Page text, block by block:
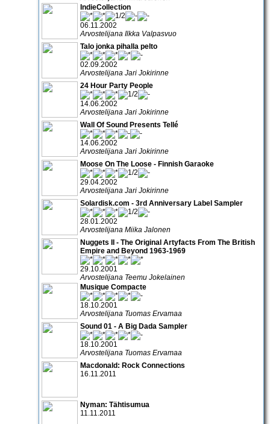
IndieCollection
06.11.2002
Arvostelijana Ilkka Valpasvuo
Talo jonka pihalla pelto
02.09.2002
Arvostelijana Jari Jokirinne
24 Hour Party People
14.06.2002
Arvostelijana Jari Jokirinne
Wall Of Sound Presents Tellé
14.06.2002
Arvostelijana Jari Jokirinne
Moose On The Loose - Finnish Garaoke
29.04.2002
Arvostelijana Jari Jokirinne
Solardisk.com - 3rd Anniversary Label Sampler
28.01.2002
Arvostelijana Miika Jalonen
Nuggets II - The Original Artyfacts From The British
Empire and Beyond 1963-1969
29.10.2001
Arvostelijana Teemu Jokelainen
Musique Compacte
18.10.2001
Arvostelijana Tuomas Ervamaa
Sound 01 - A Big Dada Sampler
18.10.2001
Arvostelijana Tuomas Ervamaa
Macdonald: Rock Connections
16.11.2011
Nyman: Tähtisumua
11.11.2011